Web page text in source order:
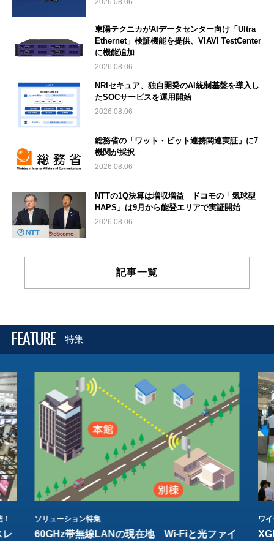
2026.08.06
東陽テクニカがAIデータセンター向け「Ultra
Ethernet」検証機能を提供、VIAVI TestCenter
に機能追加
2026.08.06
NRIセキュア、独自開発のAI統制基盤を導入し
たSOCサービスを運用開始
2026.08.06
総務省の「ワット・ビット連携関連実証」に7
機関が採択
2026.08.06
NTTの1Q決算は増収増益 ドコモの「気球型
HAPS」は9月から能登エリアで実証開始
2026.08.06
記事一覧
FEATURE 特集
レ
ソリューション特集
60GHz帯無線LANの現在地 Wi-Fiと光ファイ
ワ